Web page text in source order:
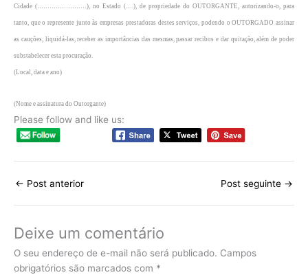
Cidade (……………………), no Estado (….), de propriedade do OUTORGANTE, autorizando-o, para
tanto, que o represente junto às empresas prestadoras destes serviços, podendo o OUTORGADO assinar
as cauções, liquidá-las, receber as importâncias das mesmas, passar recibos e dar quitação, além de poder
substabelecer esta procuração.
(Local, data e ano)
(Nome e assinatura do Outorgante)
Please follow and like us:
← Post anterior Post seguinte →
Deixe um comentário
O seu endereço de e-mail não será publicado. Campos
obrigatórios são marcados com *